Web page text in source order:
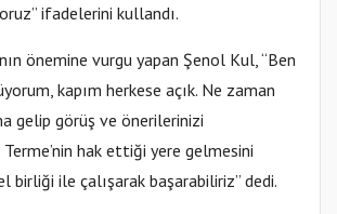
ifadelerini kullandı.
önemine vurgu yapan Şenol Kul, “Ben
kapım herkese açık. Ne zaman
gelip görüş ve önerilerinizi
hak ettiği yere gelmesini
birliği ile çalışarak başarabiliriz” dedi.